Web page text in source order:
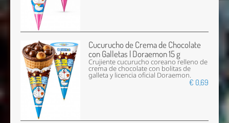
Cucurucho de Crema de Chocolate
con Galletas | Doraemon 15 g
Crujiente cucurucho coreano relleno de
crema de chocolate con bolitas de
galleta y licencia oficial Doraemon.
€ 0,69